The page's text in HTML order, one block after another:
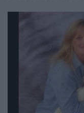
már csak az azóta
kapcsolatos